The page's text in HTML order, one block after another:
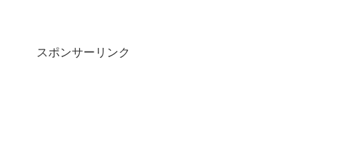
スポンサーリンク